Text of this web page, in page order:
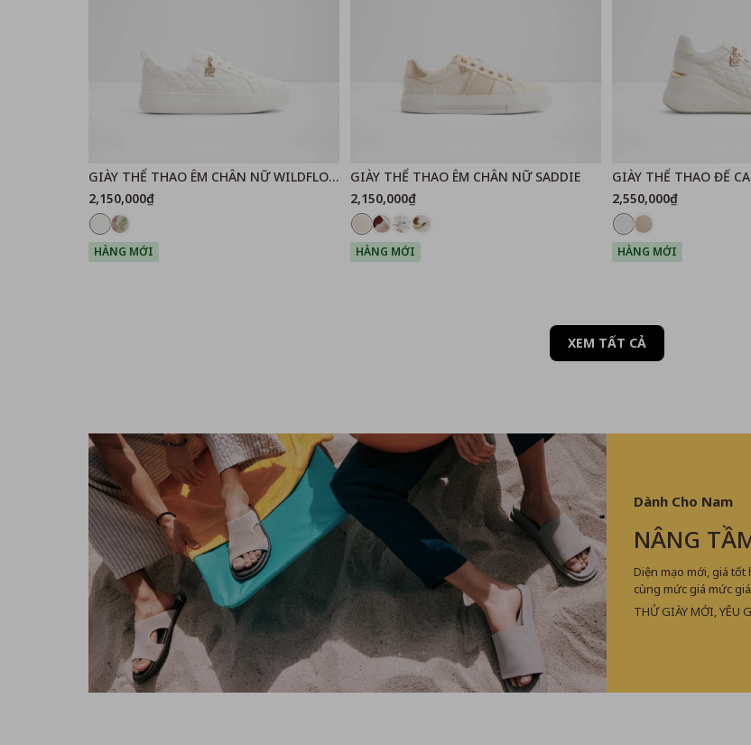
GIÀY THỂ THAO ÊM CHÂN NỮ WILDFLOWERS
2,150,000₫
HÀNG MỚI
GIÀY THỂ THAO ÊM CHÂN NỮ SADDIE
2,150,000₫
HÀNG MỚI
GIÀY THỂ THAO ĐẾ
2,550,000₫
HÀNG MỚI
XEM TẤT CẢ
Dành Cho Nam
NÂNG
Diện mạo mới, giá
cùng mức giá mức
THỬ GIÀY MỚI, YÊU